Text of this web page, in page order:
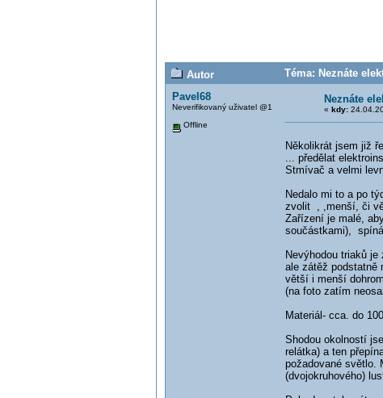
Autor
Téma: Neznáte
Pavel68
Neverifikovaný uživatel @1
Offline
Neznáte
« kdy:
Několikrát jsem již
... předělat
Stmívač a velmi
Nedalo mi to a po
zvolit , ,menší, či
Zařízení je malé,
součástkami),
Nevýhodou triaků
ale zátěž
větší i menší
(na foto zatím
Materiál- cca. do
Shodou okolností
relátka) a ten
požadované světlo.
(dvojokruhového)